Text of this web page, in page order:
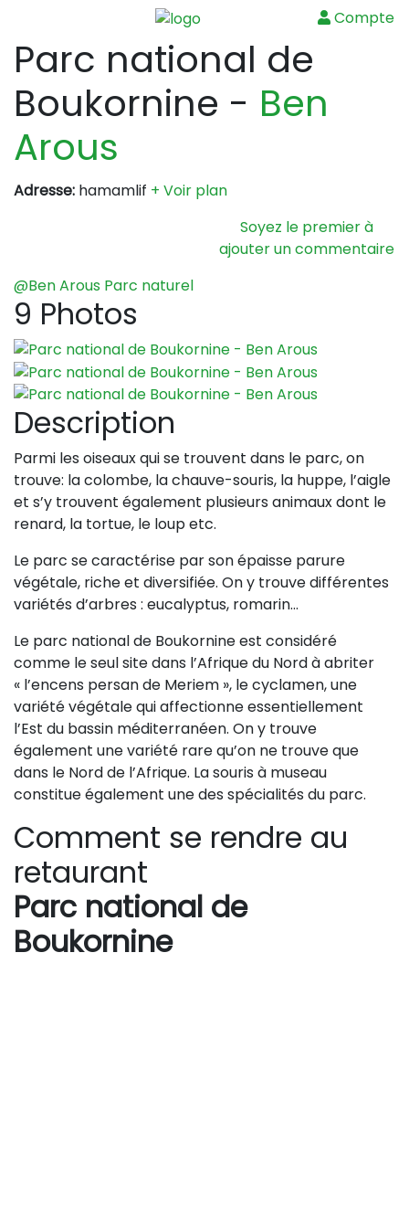
Compte
Parc national de
Boukornine - Ben
Arous
Adresse: hamamlif + Voir plan
Soyez le premier à
ajouter un commentaire
@Ben Arous Parc naturel
9 Photos
Description
Parmi les oiseaux qui se trouvent dans le parc, on
trouve: la colombe, la chauve-souris, la huppe, l’aigle
et s’y trouvent également plusieurs animaux dont le
renard, la tortue, le loup etc.
Le parc se caractérise par son épaisse parure
végétale, riche et diversifiée. On y trouve différentes
variétés d’arbres : eucalyptus, romarin…
Le parc national de Boukornine est considéré
comme le seul site dans l’Afrique du Nord à abriter
« l’encens persan de Meriem », le cyclamen, une
variété végétale qui affectionne essentiellement
l’Est du bassin méditerranéen. On y trouve
également une variété rare qu’on ne trouve que
dans le Nord de l’Afrique. La souris à museau
constitue également une des spécialités du parc.
Comment se rendre au
retaurant
Parc national de
Boukornine